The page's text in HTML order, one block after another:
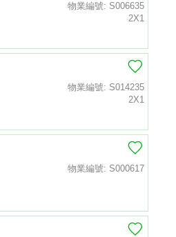
物業編號: S006635
2X1
物業編號: S014235
2X1
物業編號: S000617